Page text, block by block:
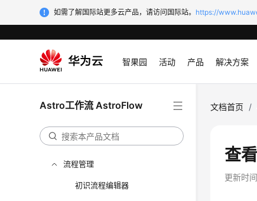
如需了解国际站更多云产品，请访问国际站。 https://
智果园 活动 产品 解决方案
Astro工作流 AstroFlow
限
创建业务流程应用
表单管理
分组管理
流程管理
初识流程编辑器
文档首页 /
查
更新时间